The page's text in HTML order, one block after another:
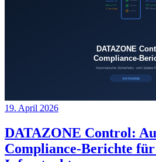
19. April 2026
DATAZONE Control:
Compliance-Berichte